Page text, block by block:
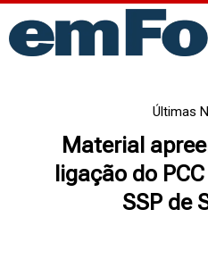
para
Últimas
Material
ligação do
SSP de